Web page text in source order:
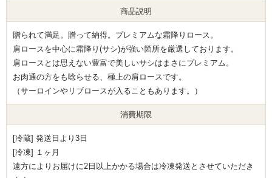
商品説明
贈られて満足。贈って納得。プレミアムな霜降りロース。
肩ロースを中心に霜降り(サシ)が強い箇所を厳選しております。
肩ロースとは思えない豊富で美しいサシはまさにプレミアム。
お肉通の方をも唸らせる、極上の肩ロースです。
（サーロインやリブロースが入ることもあります。）
消費期限
[冷蔵] 発送日より3日
[冷凍] １ヶ月
遠方によりお届けに2日以上かかる場合は冷凍発送とさせていただき